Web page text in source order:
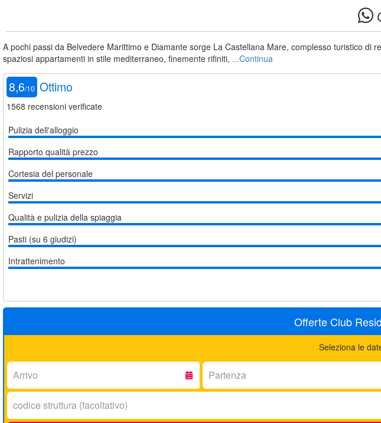
A pochi passi da Belvedere Marittimo e Diamante sorge La Castellana Mare, complesso turistico
spaziosi appartamenti in stile mediterraneo, finemente rifiniti, ...Continua
8,6/10 Ottimo
1568 recensioni verificate
Pulizia dell'alloggio
Rapporto qualità prezzo
Cortesia del personale
Servizi
Qualità e pulizia della spiaggia
Pasti (su 6 giudizi)
Intrattenimento
Offerte Club
Seleziona le
Arrivo:
Partenza:
Codice
struttura: